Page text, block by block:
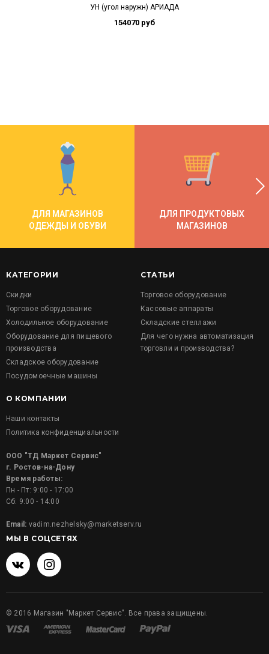
УН (угол наружн) АРИАДА
154070 руб
ДЛЯ МАГАЗИНОВ
ОДЕЖДЫ И ОБУВИ
ДЛЯ ПРОДУКТОВЫХ
МАГАЗИНОВ
КАТЕГОРИИ
Скидки
Торговое оборудование
Холодильное оборудование
Оборудование для пищевого
производства
Складское оборудование
Посудомоечные машины
СТАТЬИ
Торговое оборудование
Кассовые аппараты
Складские стеллажи
Для чего нужна автоматизация
торговли и производства?
О КОМПАНИИ
Наши контакты
Политика конфиденциальности
ООО "ТД Маркет Сервис"
г. Ростов-на-Дону
Время работы:
Пн - Пт: 9:00 - 17:00
Сб: 9:00 - 14:00
Email: vadim.nezhelsky@marketserv.ru
МЫ В СОЦСЕТЯХ
© 2016 Магазин "Маркет Сервис". Все права защищены.